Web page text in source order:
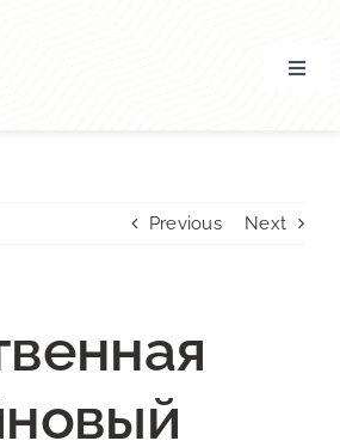
Previous Next